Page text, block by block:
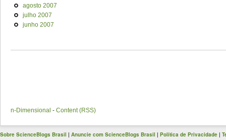
agosto 2007
julho 2007
junho 2007
n-Dimensional - Content (RSS)
Sobre ScienceBlogs Brasil | Anuncie com ScienceBlogs Brasil | Política de Privacidade |